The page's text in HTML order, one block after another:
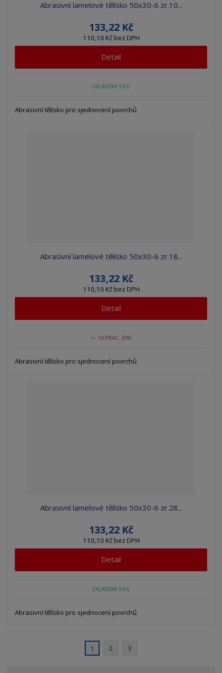
Abrasivní lamelové tělísko 50x30-6 zr.10...
133,22 Kč
110,10 Kč bez DPH
Detail
SKLADEM 9 KS
Abrasivní tělísko pro sjednocení povrchů
Abrasivní lamelové tělísko 50x30-6 zr.18...
133,22 Kč
110,10 Kč bez DPH
Detail
+- 10 PRAC. DNÍ
Abrasivní tělísko pro sjednocení povrchů
Abrasivní lamelové tělísko 50x30-6 zr.28...
133,22 Kč
110,10 Kč bez DPH
Detail
SKLADEM 9 KS
Abrasivní tělísko pro sjednocení povrchů
1 2 3